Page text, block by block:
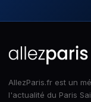
AllezParis.fr est un
l'actualité du Paris